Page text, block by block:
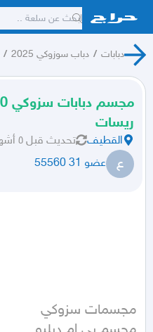
دبابات / دباب سوزوكي 2025 /
ريسات
القطيف تحديث قبل ٥ أشهر
ع عضو 31 55560